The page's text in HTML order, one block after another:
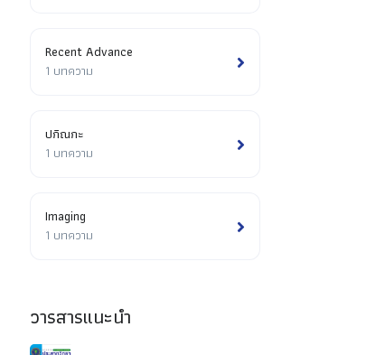
Recent Advance
1 บทความ
ปกิณกะ
1 บทความ
Imaging
1 บทความ
วารสารแนะนำ